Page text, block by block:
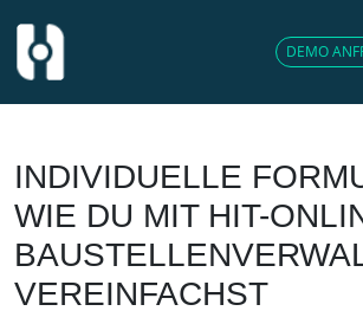
DEMO
INDIVIDUELLE
WIE DU MIT HIT-
VEREINFACHST